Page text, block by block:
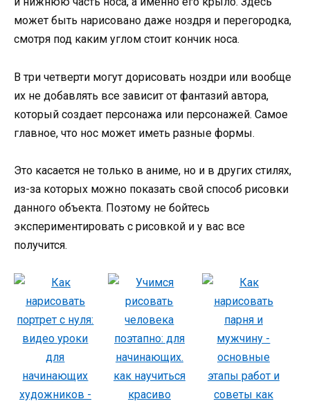
может быть нарисовано даже ноздря и перегородка,
смотря под каким углом стоит кончик носа.
В три четверти могут дорисовать ноздри или вообще
их не добавлять все зависит от фантазий автора,
который создает персонажа или персонажей. Самое
главное, что нос может иметь разные формы.
Это касается не только в аниме, но и в других стилях,
из-за которых можно показать свой способ рисовки
данного объекта. Поэтому не бойтесь
экспериментировать с рисовкой и у вас все
получится.